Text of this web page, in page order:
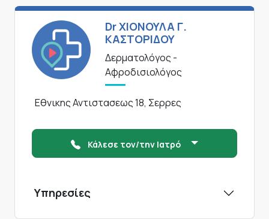
Dr ΧΙΟΝΟΥΛΑ Γ.
ΚΑΣΤΟΡΙΔΟΥ
Δερματολόγος -
Αφροδισιολόγος
Εθνικης Αντιστασεως 18, Σερρες
Κάλεσε τον/την Ιατρό
Υπηρεσίες